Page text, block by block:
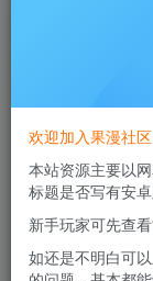
此内容为付费资
黄金会员免
欢迎加入果漫社区
本站资源主要以
标题是否写有安卓
新手玩家可先查看
如还是不明白可